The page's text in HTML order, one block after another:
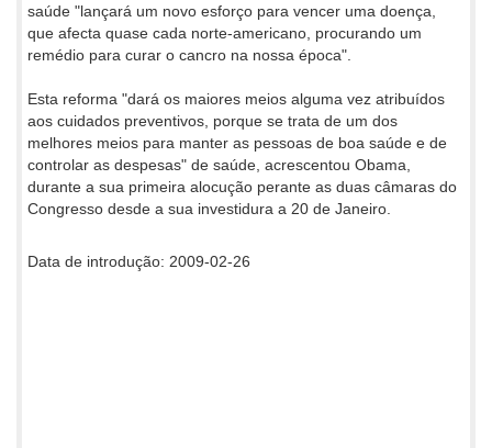
saúde "lançará um novo esforço para vencer uma doença,
que afecta quase cada norte-americano, procurando um
remédio para curar o cancro na nossa época".
Esta reforma "dará os maiores meios alguma vez atribuídos
aos cuidados preventivos, porque se trata de um dos
melhores meios para manter as pessoas de boa saúde e de
controlar as despesas" de saúde, acrescentou Obama,
durante a sua primeira alocução perante as duas câmaras do
Congresso desde a sua investidura a 20 de Janeiro.
Data de introdução: 2009-02-26